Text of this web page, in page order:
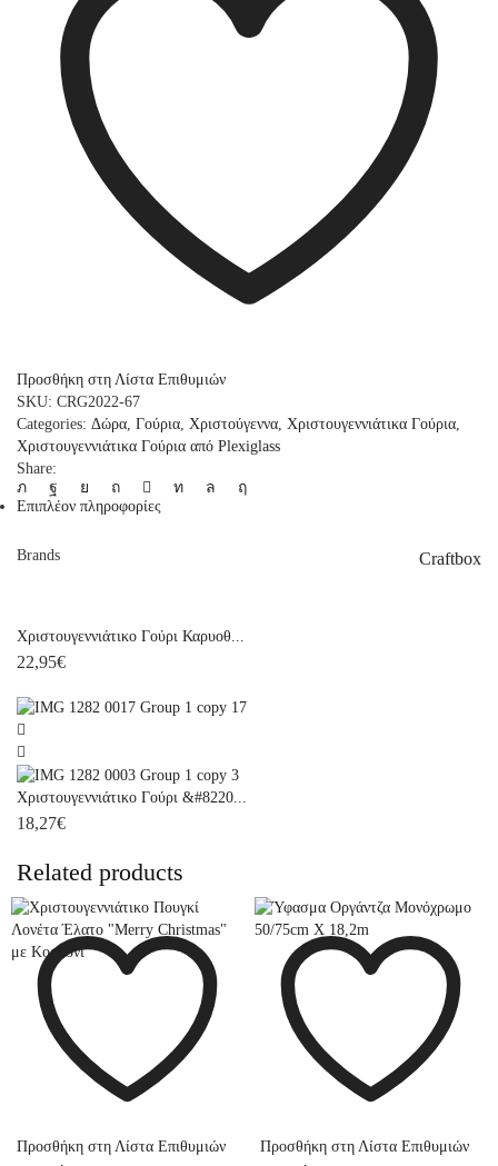
Προσθήκη στη Λίστα Επιθυμιών
SKU: CRG2022-67
Categories: Δώρα, Γούρια, Χριστούγεννα, Χριστουγεννιάτικα Γούρια,
Χριστουγεννιάτικα Γούρια από Plexiglass
Share:
Επιπλέον πληροφορίες
Brands Craftbox
Χριστουγεννιάτικο Γούρι Καρυοθ...
22,95€
Χριστουγεννιάτικο Γούρι &#8220...
18,27€
Related products
Προσθήκη στη Λίστα Επιθυμιών Προσθήκη στη Λίστα Επιθυμιών